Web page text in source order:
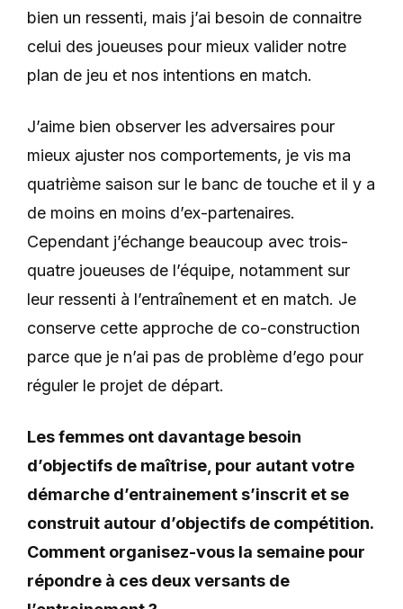
bien un ressenti, mais j’ai besoin de connaitre
celui des joueuses pour mieux valider notre
plan de jeu et nos intentions en match.
J’aime bien observer les adversaires pour
mieux ajuster nos comportements, je vis ma
quatrième saison sur le banc de touche et il y a
de moins en moins d’ex-partenaires.
Cependant j’échange beaucoup avec trois-
quatre joueuses de l’équipe, notamment sur
leur ressenti à l’entraînement et en match. Je
conserve cette approche de co-construction
parce que je n’ai pas de problème d’ego pour
réguler le projet de départ.
Les femmes ont davantage besoin
d’objectifs de maîtrise, pour autant votre
démarche d’entrainement s’inscrit et se
construit autour d’objectifs de compétition.
Comment organisez-vous la semaine pour
répondre à ces deux versants de